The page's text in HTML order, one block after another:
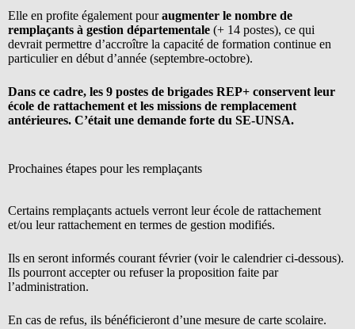
Elle en profite également pouraugmenter le nombre de
remplaçants à gestion départementale (+ 14 postes), ce qui
devrait permettre d’accroître la capacité de formation continue en
particulier en début d’année (septembre-octobre).
Dans ce cadre, les 9 postes de brigades REP+ conservent leur
école de rattachement et les missions de remplacement
antérieures. C’était une demande forte du SE-UNSA.
Prochaines étapes pour les remplaçants
Certains remplaçants actuels verront leur école de rattachement
et/ou leur rattachement en termes de gestion modifiés.
Ils en seront informés courant février (voir le calendrier ci-dessous).
Ils pourront accepter ou refuser la proposition faite par
l’administration.
En cas de refus, ils bénéficieront d’une mesure de carte scolaire.